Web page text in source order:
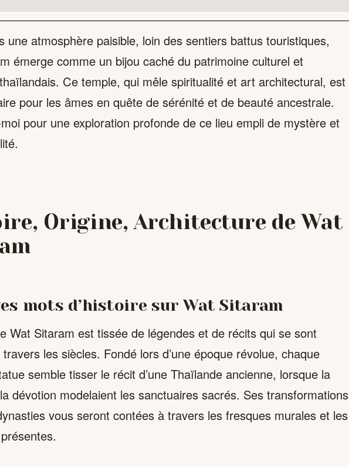
une atmosphère paisible, loin des sentiers battus touristiques,
émerge comme un bijou caché du patrimoine culturel et
Ce temple, qui mêle spiritualité et art architectural, est
pour les âmes en quête de sérénité et de beauté ancestrale.
pour une exploration profonde de ce lieu empli de mystère et
Origine, Architecture de Wat
mots d’histoire sur Wat Sitaram
Wat Sitaram est tissée de légendes et de récits qui se sont
les siècles. Fondé lors d’une époque révolue, chaque
semble tisser le récit d’une Thaïlande ancienne, lorsque la
dévotion modelaient les sanctuaires sacrés. Ses transformations
vous seront contées à travers les fresques murales et les